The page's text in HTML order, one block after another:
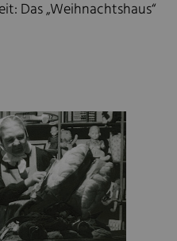
Das „Weihnachtshaus“